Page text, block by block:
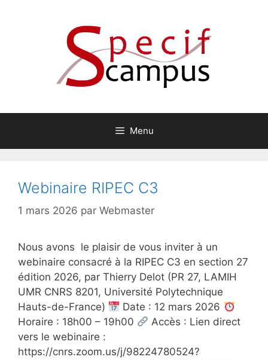
Menu
Webinaire RIPEC C3
1 mars 2026 par Webmaster
Nous avons le plaisir de vous inviter à un
webinaire consacré à la RIPEC C3 en section 27
édition 2026, par Thierry Delot (PR 27, LAMIH
UMR CNRS 8201, Université Polytechnique
Hauts-de-France)
Date : 12 mars 2026
Horaire : 18h00 – 19h00
Accès : Lien direct
vers le webinaire :
https://cnrs.zoom.us/j/98224780524?